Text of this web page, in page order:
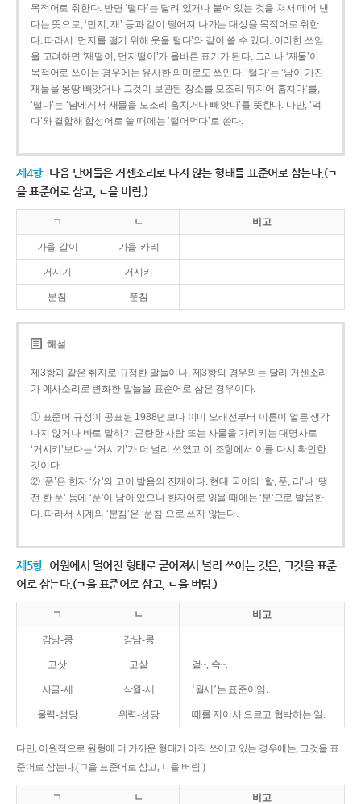
목적어로 취한다. 반면 ‘떨다’는 달려 있거나 붙어 있는 것을 쳐서 떼어 낸
다는 뜻으로, ‘먼지, 재’ 등과 같이 떨어져 나가는 대상을 목적어로 취한
다. 따라서 ‘먼지를 떨기 위해 옷을 털다’와 같이 쓸 수 있다. 이러한 쓰임
을 고려하면 ‘재떨이, 먼지떨이’가 올바른 표기가 된다. 그러나 ‘재물’이
목적어로 쓰이는 경우에는 유사한 의미로도 쓰인다. ‘털다’는 ‘남이 가진
재물을 몽땅 빼앗거나 그것이 보관된 장소를 모조리 뒤지어 훔치다’를,
‘떨다’는 ‘남에게서 재물을 모조리 훔치거나 빼앗다’를 뜻한다. 다만, ‘먹
다’와 결합해 합성어로 쓸 때에는 ‘털어먹다’로 쓴다.
제4항 다음 단어들은 거센소리로 나지 않는 형태를 표준어로 삼는다.(ㄱ
을 표준어로 삼고, ㄴ을 버림.)
ㄱ ㄴ 비고
가을-갈이 가을-카리
거시기 거시키
분침 푼침
해설
제3항과 같은 취지로 규정한 말들이나, 제3항의 경우와는 달리 거센소리
가 예사소리로 변화한 말들을 표준어로 삼은 경우이다.
① 표준어 규정이 공표된 1988년보다 이미 오래전부터 이름이 얼른 생각
나지 않거나 바로 말하기 곤란한 사람 또는 사물을 가리키는 대명사로
‘거시키’보다는 ‘거시기’가 더 널리 쓰였고 이 조항에서 이를 다시 확인한
것이다.
② ‘푼’은 한자 ‘分’의 고어 발음의 잔재이다. 현대 국어의 ‘할, 푼, 리’나 ‘땡
전 한 푼’ 등에 ‘푼’이 남아 있으나 한자어로 읽을 때에는 ‘분’으로 발음한
다. 따라서 시계의 ‘분침’은 ‘푼침’으로 쓰지 않는다.
제5항 어원에서 멀어진 형태로 굳어져서 널리 쓰이는 것은, 그것을 표준
어로 삼는다.(ㄱ을 표준어로 삼고, ㄴ을 버림.)
ㄱ ㄴ 비고
강낭-콩 강남-콩
고삿 고샅 겉~, 속~.
사글-세 삭월-세 ‘월세’는 표준어임.
울력-성당 위력-성당 떼를 지어서 으르고 협박하는 일.
다만, 어원적으로 원형에 더 가까운 형태가 아직 쓰이고 있는 경우에는, 그것을 표
준어로 삼는다.(ㄱ을 표준어로 삼고, ㄴ을 버림.)
ㄱ ㄴ 비고